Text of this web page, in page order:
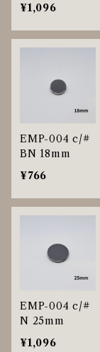
¥1,096
EMP-004 c/#
BN 18mm
¥766
EMP-004 c/#
N 25mm
¥1,096